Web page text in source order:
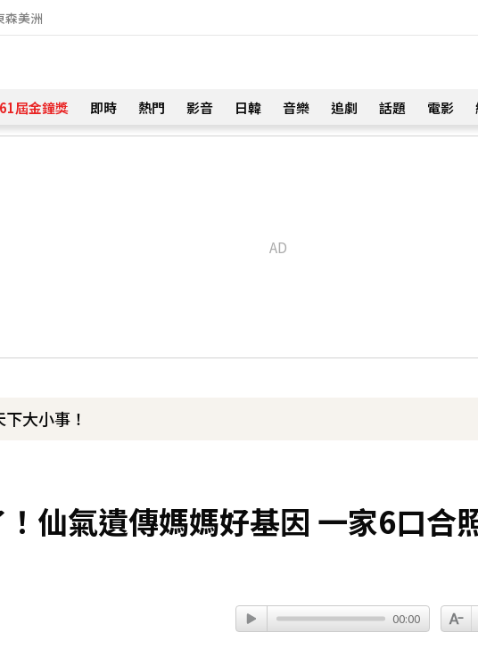
森美洲
屆金鐘獎 即時 熱門 影音 日韓 音樂 追劇 話題 電影
大小事！
仙氣遺傳媽媽好基因 一家6口合
00:00